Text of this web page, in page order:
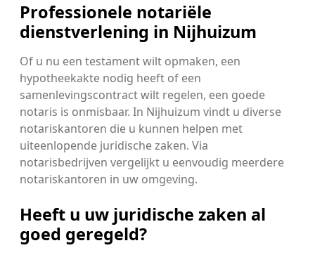
Professionele notariële
dienstverlening in Nijhuizum
Of u nu een testament wilt opmaken, een
hypotheekakte nodig heeft of een
samenlevingscontract wilt regelen, een goede
notaris is onmisbaar. In Nijhuizum vindt u diverse
notariskantoren die u kunnen helpen met
uiteenlopende juridische zaken. Via
notarisbedrijven vergelijkt u eenvoudig meerdere
notariskantoren in uw omgeving.
Heeft u uw juridische zaken al
goed geregeld?